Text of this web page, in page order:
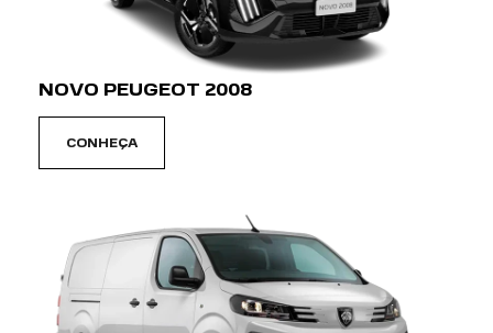
NOVO PEUGEOT 2008
CONHEÇA